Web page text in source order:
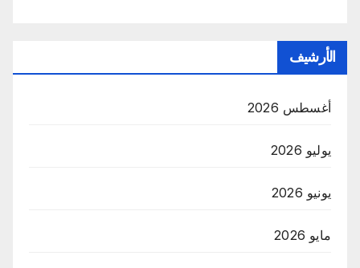
الأرشيف
أغسطس 2026
يوليو 2026
يونيو 2026
مايو 2026